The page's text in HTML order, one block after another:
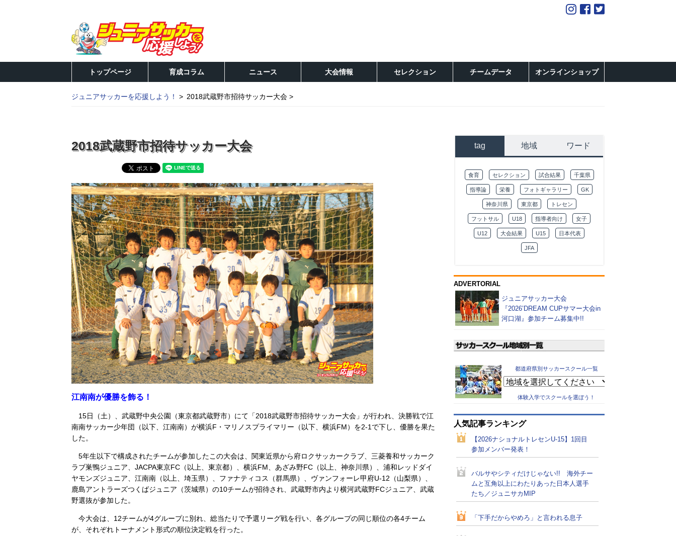
トップページ 育成コラム ニュース 大会情報 セレクション チームデータ オンラインショップ
ジュニアサッカーを応援しよう！ 2018武蔵野市招待サッカー大会
2018武蔵野市招待サッカー大会
江南南が優勝を飾る！
15日（土）、武蔵野中央公園（東京都武蔵野市）にて「2018武蔵野市招待サッカー大会」が行われ、決勝戦で江
南南サッカー少年団（以下、江南南）が横浜F・マリノスプライマリー（以下、横浜FM）を2-1で下し、優勝を果た
した。
5年生以下で構成されたチームが参加したこの大会は、関東近県から府ロクサッカークラブ、三菱養和サッカーク
ラブ巣鴨ジュニア、JACPA東京FC（以上、東京都）、横浜FM、あざみ野FC（以上、神奈川県）、浦和レッドダイ
ヤモンズジュニア、江南南（以上、埼玉県）、ファナティコス（群馬県）、ヴァンフォーレ甲府U-12（山梨県）、
鹿島アントラーズつくばジュニア（茨城県）の10チームが招待され、武蔵野市内より横河武蔵野FCジュニア、武蔵
野選抜が参加した。
今大会は、12チームが4グループに別れ、総当たりで予選リーグ戦を行い、各グループの同じ順位の各4チーム
が、それぞれトーナメント形式の順位決定戦を行った。
tag 地域 ワード
食育 セレクション 試合結果 千葉県
指導論 栄養 フォトギャラリー GK
神奈川県 東京都 トレセン
フットサル U18 指導者向け 女子
U12 大会結果 U15 日本代表
JFA
ADVERTORIAL
ジュニアサッカー大会
『2026’DREAM CUPサマー大会in
河口湖』参加チーム募集中!!
都道府県別サッカースクール一覧
体験入学でスクールを選ぼう！
人気記事ランキング
【2026ナショナルトレセンU-15】1回目
参加メンバー発表！
バルサやシティだけじゃない!! 海外チー
ムと互角以上にわたりあった日本人選手
たち／ジュニサカMIP
「下手だからやめろ」と言われる息子